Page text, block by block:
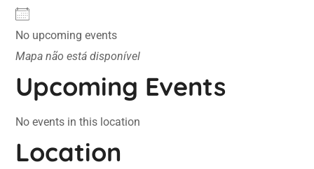
No upcoming events
Mapa não está disponível
Upcoming Events
No events in this location
Location